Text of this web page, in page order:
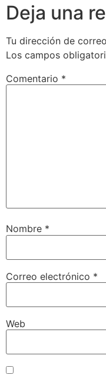
Deja una
Tu dirección de
Los campos
Comentario *
Nombre *
Correo electrónico *
Web